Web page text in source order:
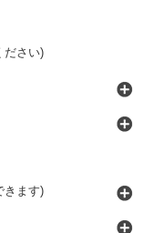
さい)
ます)